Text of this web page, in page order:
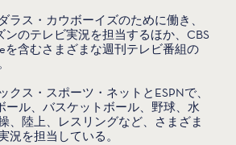
ラス・カウボーイズのために働き、
ンのテレビ実況を担当するほか、CBS
を含むさまざまな週刊テレビ番組の
クス・スポーツ・ネットとESPNで、
ール、バスケットボール、野球、水
、陸上、レスリングなど、さまざま
況を担当している。